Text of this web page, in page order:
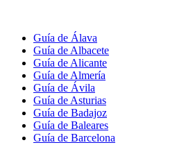
Guía de Álava
Guía de Albacete
Guía de Alicante
Guía de Almería
Guía de Ávila
Guía de Asturias
Guía de Badajoz
Guía de Baleares
Guía de Barcelona